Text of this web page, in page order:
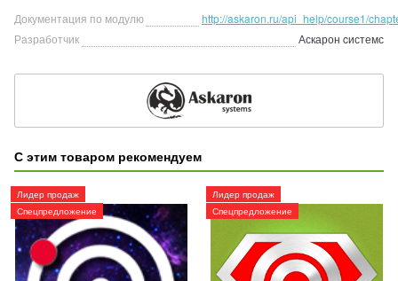
Документация по модулю
http://askaron.ru/api_help/course1/
Разработчик
Аскарон cистемс
С этим товаром рекомендуем
Лидер продаж
Спецпредложение
Лидер продаж
Спецпредложение